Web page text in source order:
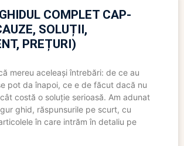
COMPLET CAP-
SOLUȚII,
PREȚURI)
mereu aceleași întrebări: de ce au
pot da înapoi, ce e de făcut dacă nu
costă o soluție serioasă. Am adunat
ghid, răspunsurile pe scurt, cu
în care intrăm în detaliu pe